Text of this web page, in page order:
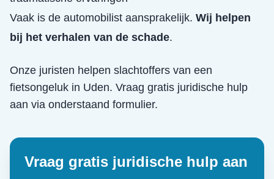
Vaak is de automobilist aansprakelijk. Wij helpen
bij het verhalen van de schade.
Onze juristen helpen slachtoffers van een
fietsongeluk in Uden. Vraag gratis juridische hulp
aan via onderstaand formulier.
Vraag gratis juridische hulp aan